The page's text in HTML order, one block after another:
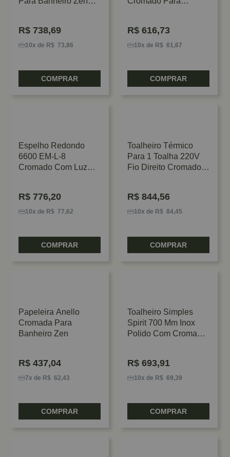
R$ 738,69
10x de R$ 73,86
COMPRAR
R$ 616,73
10x de R$ 61,67
COMPRAR
Espelho Redondo
6600 EM-L-8
Cromado Com Luz
R$ 776,20
10x de R$ 77,62
COMPRAR
Toalheiro Térmico
Para 1 Toalha 220V
Fio Direito Cromado
R$ 844,56
10x de R$ 84,45
COMPRAR
Papeleira Anello
Cromada Para
Banheiro Zen
R$ 437,04
7x de R$ 62,43
COMPRAR
Toalheiro Simples
Spirit 700 Mm Inox
Polido Com Cromado
R$ 693,91
10x de R$ 69,39
COMPRAR